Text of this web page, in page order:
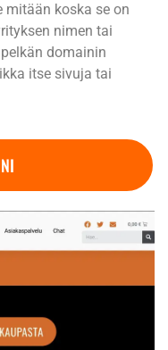
mitään koska se on
nimen tai
domainin
itse sivuja tai